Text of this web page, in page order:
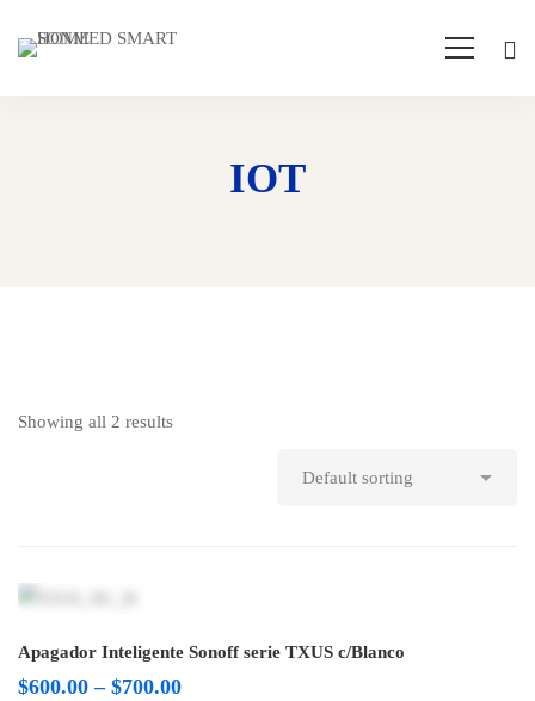
IOT
Showing all 2 results
Apagador Inteligente Sonoff serie TXUS c/Blanco
$600.00 – $700.00